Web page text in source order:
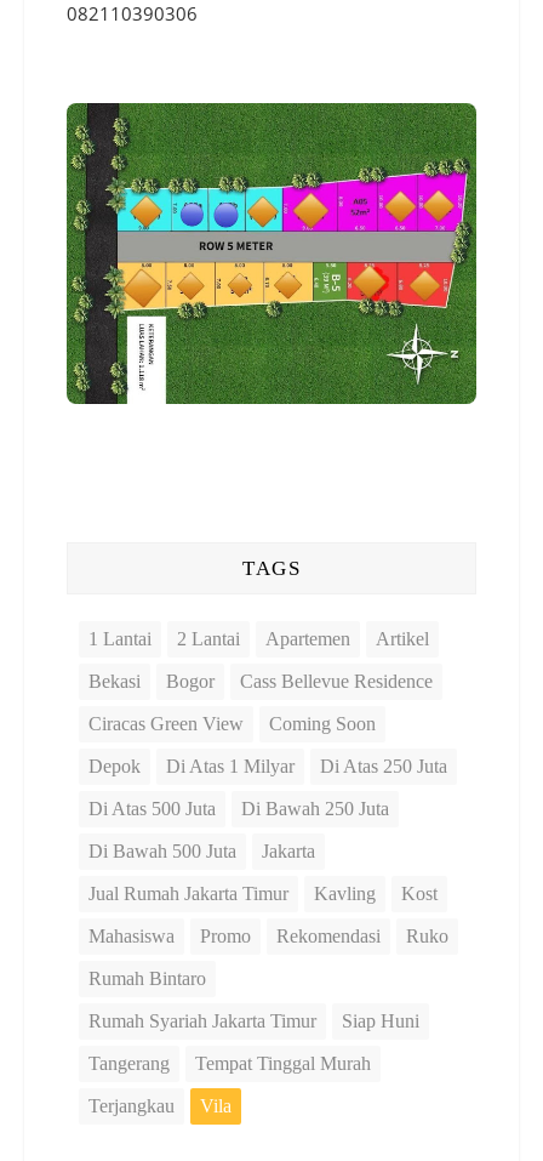
082110390306
TAGS
1 Lantai 2 Lantai Apartemen Artikel
Bekasi Bogor Cass Bellevue Residence
Ciracas Green View Coming Soon
Depok Di Atas 1 Milyar Di Atas 250 Juta
Di Atas 500 Juta Di Bawah 250 Juta
Di Bawah 500 Juta Jakarta
Jual Rumah Jakarta Timur Kavling Kost
Mahasiswa Promo Rekomendasi Ruko
Rumah Bintaro
Rumah Syariah Jakarta Timur Siap Huni
Tangerang Tempat Tinggal Murah
Terjangkau Vila